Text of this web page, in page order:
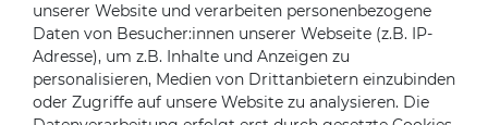
Impressum
Kontakt
Über uns
Mein Konto
unserer Website und verarbeiten personenbezogene
Daten von Besucher:innen unserer Webseite (z.B. IP-
Adresse), um z.B. Inhalte und Anzeigen zu
personalisieren, Medien von Drittanbietern einzubinden
oder Zugriffe auf unsere Website zu analysieren. Die